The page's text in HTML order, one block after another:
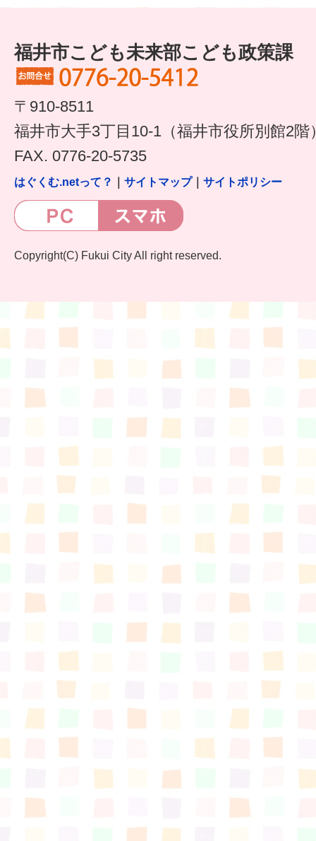
福井市こども未来部こども政策課
〒910-8511
福井市大手3丁目10-1（福井市役所別館2階
FAX. 0776-20-5735
はぐくむ.netって？ サイトマップ｜ サイトポリシー
Copyright(C) Fukui City All right reserved.